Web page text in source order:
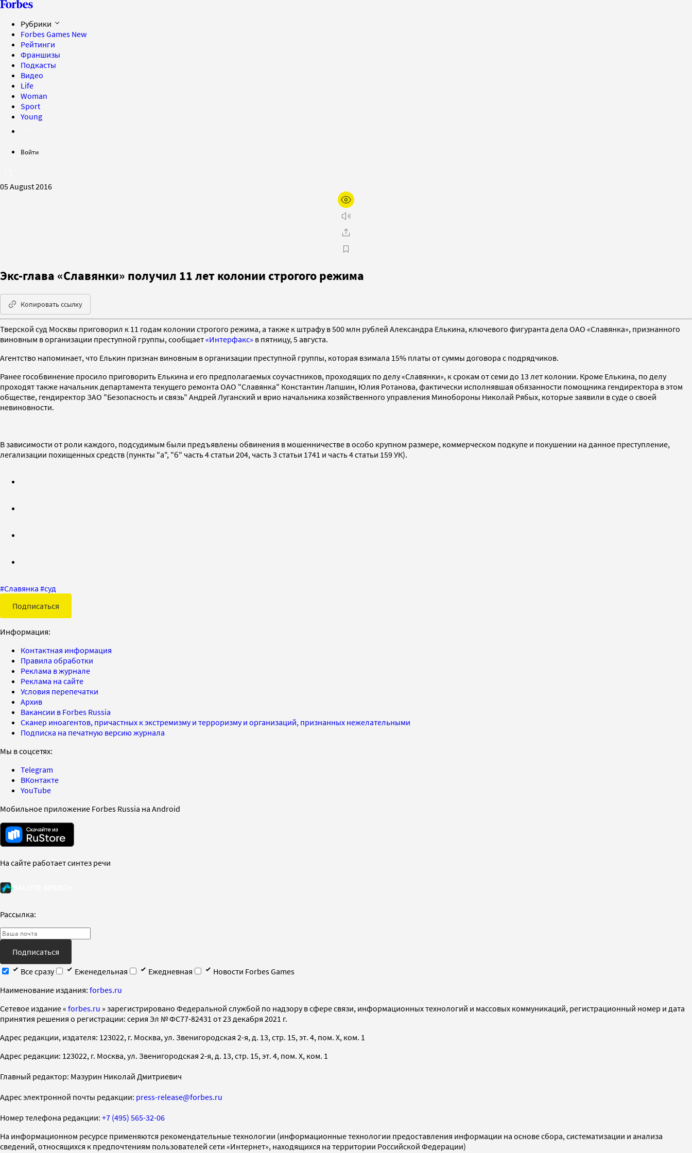
Рубрики
Forbes Games New
Рейтинги
Франшизы
Подкасты
Видео
Life
Woman
Sport
Young
Войти
05 August 2016
Экс-глава «Славянки» получил 11 лет колонии строгого режима
Копировать ссылку
Тверской суд Москвы приговорил к 11 годам колонии строгого режима, а также к штрафу в 500 млн рублей Александра Елькина, ключевого фигуранта дела ОАО «Славянка», признанного
виновным в организации преступной группы, сообщает«Интерфакс» в пятницу, 5 августа.
Агентство напоминает, что Елькин признан виновным в организации преступной группы, которая взимала 15% платы от суммы договора с подрядчиков.
Ранее гособвинение просило приговорить Елькина и его предполагаемых соучастников, проходящих по делу «Славянки», к срокам от семи до 13 лет колонии. Кроме Елькина, по делу
проходят также начальник департамента текущего ремонта ОАО "Славянка" Константин Лапшин, Юлия Ротанова, фактически исполнявшая обязанности помощника гендиректора в этом
обществе, гендиректор ЗАО "Безопасность и связь" Андрей Луганский и врио начальника хозяйственного управления Минобороны Николай Рябых, которые заявили в суде о своей
невиновности.
В зависимости от роли каждого, подсудимым были предъявлены обвинения в мошенничестве в особо крупном размере, коммерческом подкупе и покушении на данное преступление,
легализации похищенных средств (пункты "а", "б" часть 4 статьи 204, часть 3 статьи 1741 и часть 4 статьи 159 УК).
#Славянка #суд
Подписаться
Информация:
Контактная информация
Правила обработки
Реклама в журнале
Реклама на сайте
Условия перепечатки
Архив
Вакансии в Forbes Russia
Сканер иноагентов, причастных к экстремизму и терроризму и организаций, признанных нежелательными
Подписка на печатную версию журнала
Мы в соцсетях:
Telegram
ВКонтакте
YouTube
Мобильное приложение Forbes Russia на Android
На сайте работает синтез речи
Рассылка:
Подписаться
Все сразу
Еженедельная Ежедневная
Новости Forbes Games
Наименование издания: forbes.ru
Cетевое издание « forbes.ru » зарегистрировано Федеральной службой по надзору в сфере связи, информационных технологий и массовых коммуникаций, регистрационный номер и дата
принятия решения о регистрации: серия Эл № ФС77-82431 от 23 декабря 2021 г.
Адрес редакции, издателя: 123022, г. Москва, ул. Звенигородская 2-я, д. 13, стр. 15, эт. 4, пом. X, ком. 1
Адрес редакции: 123022, г. Москва, ул. Звенигородская 2-я, д. 13, стр. 15, эт. 4, пом. X, ком. 1
Главный редактор: Мазурин Николай Дмитриевич
Адрес электронной почты редакции: press-release@forbes.ru
Номер телефона редакции: +7 (495) 565-32-06
На информационном ресурсе применяются рекомендательные технологии (информационные технологии предоставления информации на основе сбора, систематизации и анализа
сведений, относящихся к предпочтениям пользователей сети «Интернет», находящихся на территории Российской Федерации)